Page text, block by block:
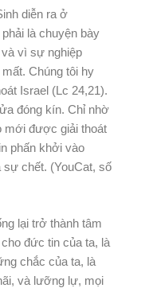
diễn ra ở
là chuyện bày
vì sự nghiệp
Chúng tôi hy
Israel (Lc 24,21).
đóng kín. Chỉ nhờ
mới được giải thoát
phấn khởi vào
chết. (YouCat, số
lại trở thành tâm
đức tin của ta, là
chắc của ta, là
và lưỡng lự, mọi